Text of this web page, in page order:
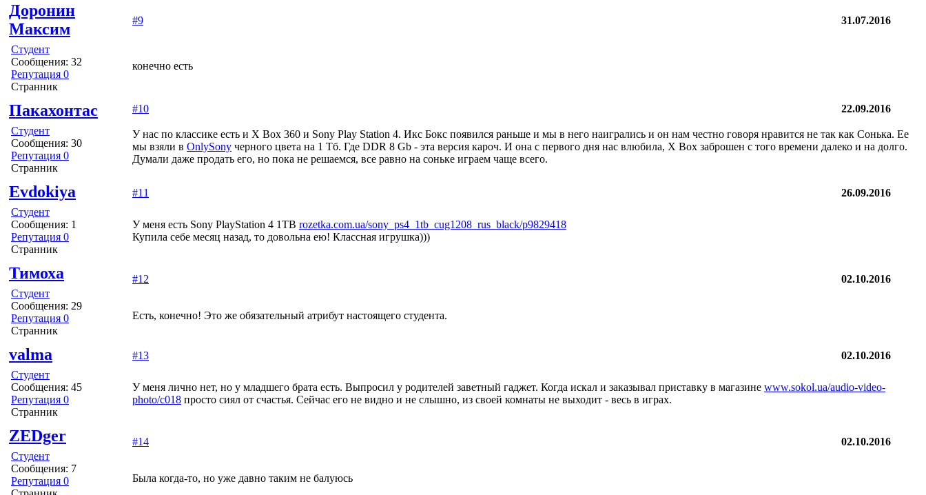
Доронин
Максим
Студент
Сообщения: 32
Репутация 0
Странник
#9 31.07.2016
конечно есть
Пакахонтас
Студент
Сообщения: 30
Репутация 0
Странник
#10 22.09.2016
У нас по классике есть и Х Box 360 и Sony Play Station 4. Икс Бокс появился раньше и мы в него наигрались и он нам честно говоря нравится не так как Сонька. Ее
мы взяли в OnlySony черного цвета на 1 Тб. Где DDR 8 Gb - эта версия кароч. И она с первого дня нас влюбила, X Box заброшен с того времени далеко и на долго.
Думали даже продать его, но пока не решаемся, все равно на соньке играем чаще всего.
Evdokiya
Студент
Сообщения: 1
Репутация 0
Странник
#11 26.09.2016
У меня есть Sony PlayStation 4 1TB rozetka.com.ua/sony_ps4_1tb_cug1208_rus_black/p9829418
Купила себе месяц назад, то довольна ею! Классная игрушка)))
Тимоха
Студент
Сообщения: 29
Репутация 0
Странник
#12 02.10.2016
Есть, конечно! Это же обязательный атрибут настоящего студента.
valma
Студент
Сообщения: 45
Репутация 0
Странник
#13 02.10.2016
У меня лично нет, но у младшего брата есть. Выпросил у родителей заветный гаджет. Когда искал и заказывал приставку в магазине www.sokol.ua/audio-video-
photo/c018 просто сиял от счастья. Сейчас его не видно и не слышно, из своей комнаты не выходит - весь в играх.
ZEDger
Студент
Сообщения: 7
Репутация 0
#14 02.10.2016
Была когда-то, но уже давно таким не балуюсь